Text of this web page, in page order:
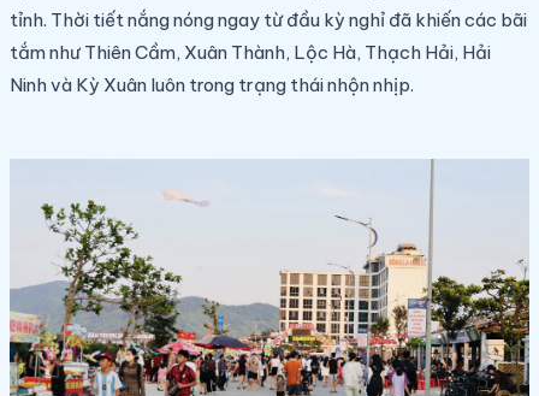
tỉnh. Thời tiết nắng nóng ngay từ đầu kỳ nghỉ đã khiến các bãi
tắm như Thiên Cầm, Xuân Thành, Lộc Hà, Thạch Hải, Hải
Ninh và Kỳ Xuân luôn trong trạng thái nhộn nhịp.